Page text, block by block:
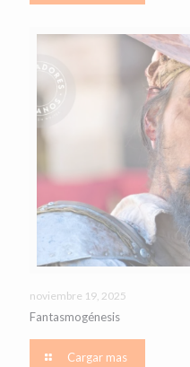
noviembre 19, 2025
Fantasmogénesis
Cargar mas